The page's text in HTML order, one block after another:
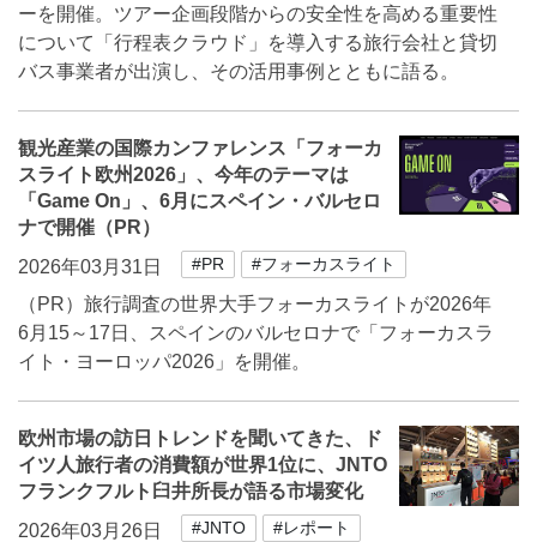
ーを開催。ツアー企画段階からの安全性を高める重要性
について「行程表クラウド」を導入する旅行会社と貸切
バス事業者が出演し、その活用事例とともに語る。
観光産業の国際カンファレンス「フォーカ
スライト欧州2026」、今年のテーマは
「Game On」、6月にスペイン・バルセロ
ナで開催（PR）
2026年03月31日
#PR #フォーカスライト
（PR）旅行調査の世界大手フォーカスライトが2026年
6月15～17日、スペインのバルセロナで「フォーカスラ
イト・ヨーロッパ2026」を開催。
欧州市場の訪日トレンドを聞いてきた、ド
イツ人旅行者の消費額が世界1位に、JNTO
フランクフルト臼井所長が語る市場変化
2026年03月26日
#JNTO #レポート